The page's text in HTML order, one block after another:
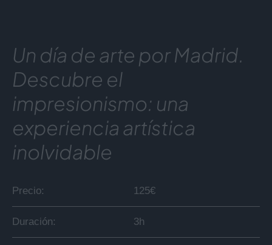
Un día de arte por Madrid.
Descubre el
impresionismo: una
experiencia artística
inolvidable
Precio 125€
Duración 3h